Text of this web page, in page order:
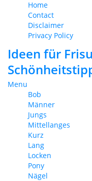
Home
Contact
Disclaimer
Privacy Policy
Ideen für
Menu
Bob
Männer
Jungs
Mittellanges
Kurz
Lang
Locken
Pony
Nägel